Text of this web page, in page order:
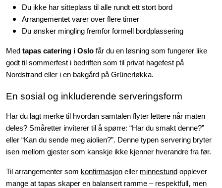
Du ikke har sitteplass til alle rundt ett stort bord
Arrangementet varer over flere timer
Du ønsker mingling fremfor formell bordplassering
Med tapas catering i Oslo får du en løsning som fungerer like
godt til sommerfest i bedriften som til privat hagefest på
Nordstrand eller i en bakgård på Grünerløkka.
En sosial og inkluderende serveringsform
Har du lagt merke til hvordan samtalen flyter lettere når maten
deles? Småretter inviterer til å spørre: “Har du smakt denne?”
eller “Kan du sende meg aiolien?”. Denne typen servering bryter
isen mellom gjester som kanskje ikke kjenner hverandre fra før.
Til arrangementer som konfirmasjon eller minnestund opplever
mange at tapas skaper en balansert ramme – respektfull, men
Tapas
Grillmat